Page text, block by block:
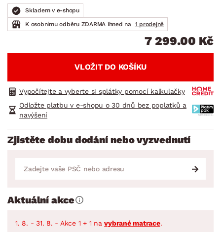
Skladem v e-shopu
K osobnímu odběru ZDARMA ihned na
1 prodejně
7 299.00 Kč
VLOŽIT DO KOŠÍKU
Vypočítejte a vyberte si splátky pomocí kalkulačky
Odložte platbu v e-shopu o 30 dnů bez poplatků a
navýšení
Zjistěte dobu dodání nebo vyzvednutí
Aktuální akce
1. 8. - 31. 8. - Akce 1 + 1 navybrané matrace.